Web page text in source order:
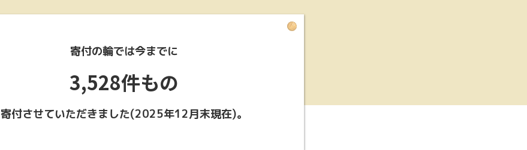
寄付の輪では今までに
3,528件もの
寄付させていただきました(2025年12月末現在)。